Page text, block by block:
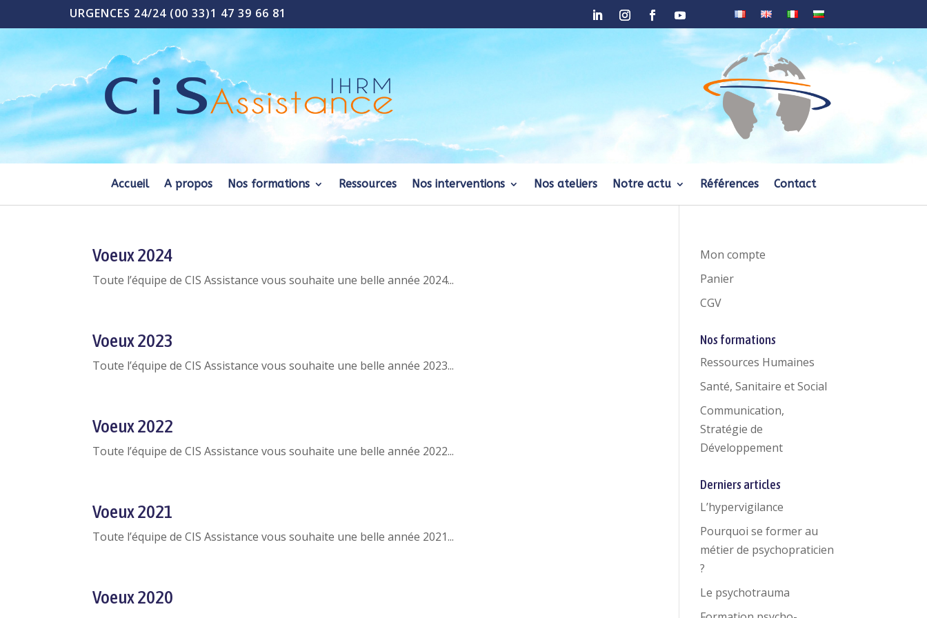
URGENCES 24/24 (00 33)1 47 39 66 81
Accueil A propos Nos formations Ressources Nos interventions Nos ateliers Notre actu Références Contact
Voeux 2024
Toute l’équipe de CIS Assistance vous souhaite une belle année 2024...
Voeux 2023
Toute l’équipe de CIS Assistance vous souhaite une belle année 2023...
Voeux 2022
Toute l’équipe de CIS Assistance vous souhaite une belle année 2022...
Voeux 2021
Toute l’équipe de CIS Assistance vous souhaite une belle année 2021...
Voeux 2020
Mon compte
Panier
CGV
Nos formations
Ressources Humaines
Santé, Sanitaire et Social
Communication,
Stratégie de
Développement
Derniers articles
L’hypervigilance
Pourquoi se former au
métier de psychopraticien
?
Le psychotrauma